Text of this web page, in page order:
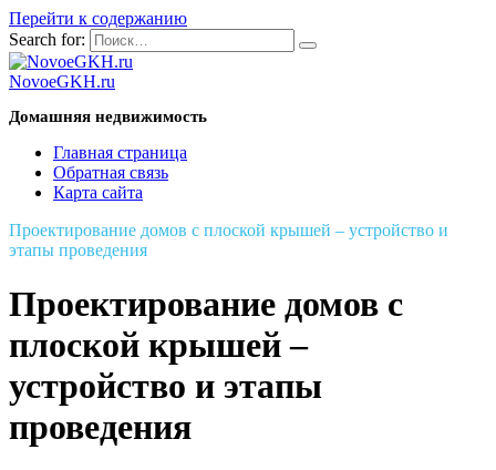
Перейти к содержанию
Search for:
NovoeGKH.ru
Домашняя недвижимость
Главная страница
Обратная связь
Карта сайта
Проектирование домов с плоской крышей – устройство и
этапы проведения
Проектирование домов с
плоской крышей –
устройство и этапы
проведения